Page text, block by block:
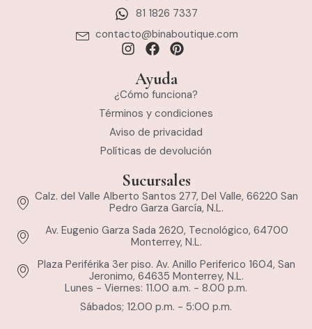
81 1826 7337
contacto@binaboutique.com
Ayuda
¿Cómo funciona?
Términos y condiciones
Aviso de privacidad
Políticas de devolución
Sucursales
Calz. del Valle Alberto Santos 277, Del Valle, 66220 San
Pedro Garza García, N.L.
Av. Eugenio Garza Sada 2620, Tecnológico, 64700
Monterrey, N.L.
Plaza Periférika 3er piso. Av. Anillo Periferico 1604, San
Jeronimo, 64635 Monterrey, N.L.
Lunes - Viernes: 11.00 a.m. - 8.00 p.m.
Sábados; 12.00 p.m. - 5:00 p.m.